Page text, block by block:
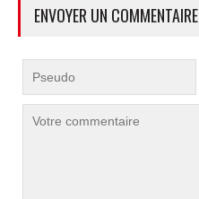
ENVOYER UN COMMENTAIRE